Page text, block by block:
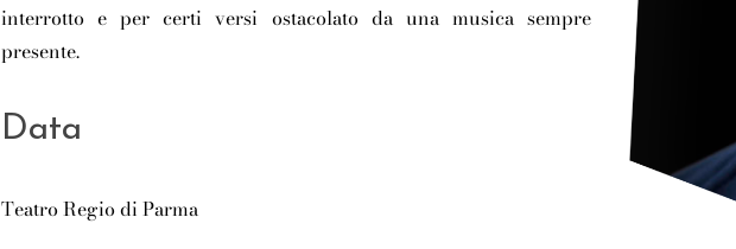
interrotto e per certi versi ostacolato da una musica sempre
presente.
Data
Teatro Regio di Parma